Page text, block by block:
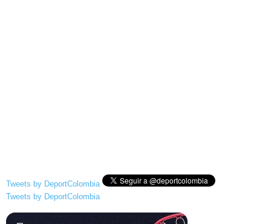
Tweets by DeportColombia
Tweets by DeportColombia